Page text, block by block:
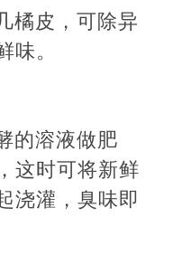
橘皮，可除异
。
的溶液做肥
这时可将新鲜
浇灌，臭味即